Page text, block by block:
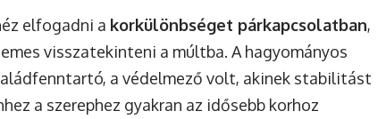
elfogadni a korkülönbséget párkapcsolatban,
visszatekinteni a múltba. A hagyományos
a védelmező volt, akinek stabilitást
a szerephez gyakran az idősebb korhoz